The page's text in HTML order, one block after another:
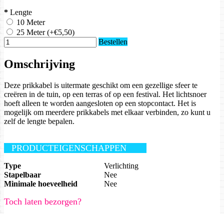
* Lengte
10 Meter
25 Meter(+€5,50)
Bestellen
Omschrijving
Deze prikkabel is uitermate geschikt om een gezellige sfeer te
creëren in de tuin, op een terras of op een festival. Het lichtsnoer
hoeft alleen te worden aangesloten op een stopcontact. Het is
mogelijk om meerdere prikkabels met elkaar verbinden, zo kunt u
zelf de lengte bepalen.
PRODUCTEIGENSCHAPPEN
Type
Verlichting
Stapelbaar
Nee
Minimale hoeveelheid
Nee
Toch laten bezorgen?